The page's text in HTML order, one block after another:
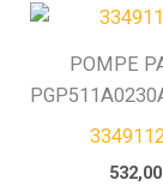
POMPE